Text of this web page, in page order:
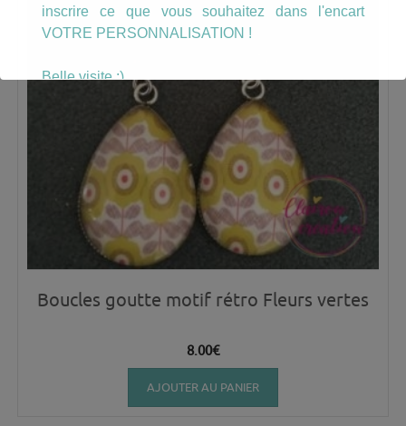
Boucles goutte motif rétro Fleurs vertes
8.00€
AJOUTER AU PANIER
inscrire ce que vous souhaitez dans l'encart
VOTRE PERSONNALISATION !
Belle visite :)